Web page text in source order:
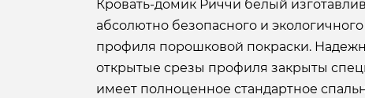
Кровать-домик Риччи белый
абсолютно безопасного и
профиля порошковой покраски.
открытые срезы профиля закрыты
имеет полноценное стандартное